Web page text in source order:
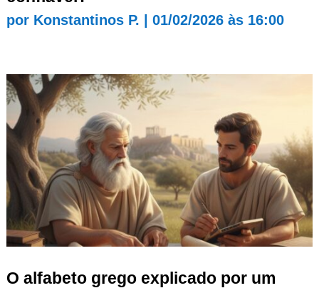
por Konstantinos P. 01/02/2026 às 16:00
O alfabeto grego explicado por um